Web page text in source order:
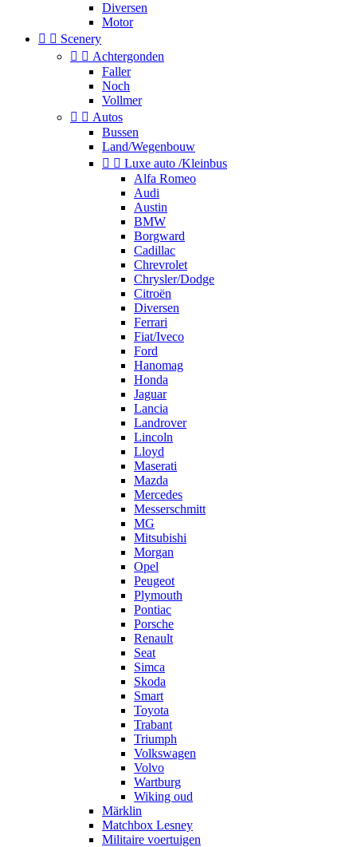
Diversen
Motor
  Scenery
  Achtergonden
Faller
Noch
Vollmer
  Autos
Bussen
Land/Wegenbouw
  Luxe auto /Kleinbus
Alfa Romeo
Audi
Austin
BMW
Borgward
Cadillac
Chrevrolet
Chrysler/Dodge
Citroën
Diversen
Ferrari
Fiat/Iveco
Ford
Hanomag
Honda
Jaguar
Lancia
Landrover
Lincoln
Lloyd
Maserati
Mazda
Mercedes
Messerschmitt
MG
Mitsubishi
Morgan
Opel
Peugeot
Plymouth
Pontiac
Porsche
Renault
Seat
Simca
Skoda
Smart
Toyota
Trabant
Triumph
Volkswagen
Volvo
Wartburg
Wiking oud
Märklin
Matchbox Lesney
Militaire voertuigen